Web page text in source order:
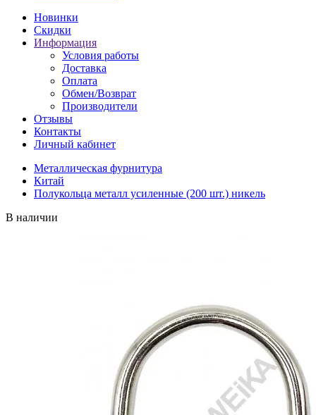
Новинки
Скидки
Информация
Условия работы
Доставка
Оплата
Обмен/Возврат
Производители
Отзывы
Контакты
Личный кабинет
Металлическая фурнитура
Китай
Полукольца металл усиленные (200 шт.) никель
В наличии